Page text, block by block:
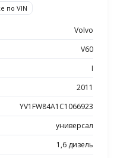
по VIN
Volvo
V60
I
2011
YV1FW84A1C1066923
универсал
1,6 дизель